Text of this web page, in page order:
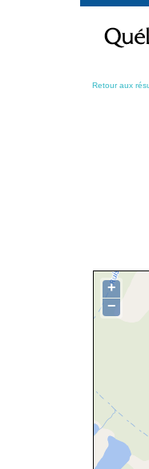
contenu
Retour aux
+
−